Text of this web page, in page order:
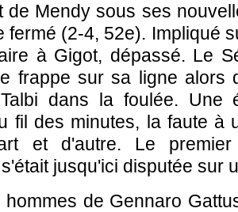
de Mendy sous ses
fermé (2-4, 52e). Impliqué
à Gigot, dépassé. Le
frappe sur sa ligne alors
dans la foulée. Une
fil des minutes, la faute à
et d'autre. Le
jusqu'ici disputée sur
hommes de Gennaro